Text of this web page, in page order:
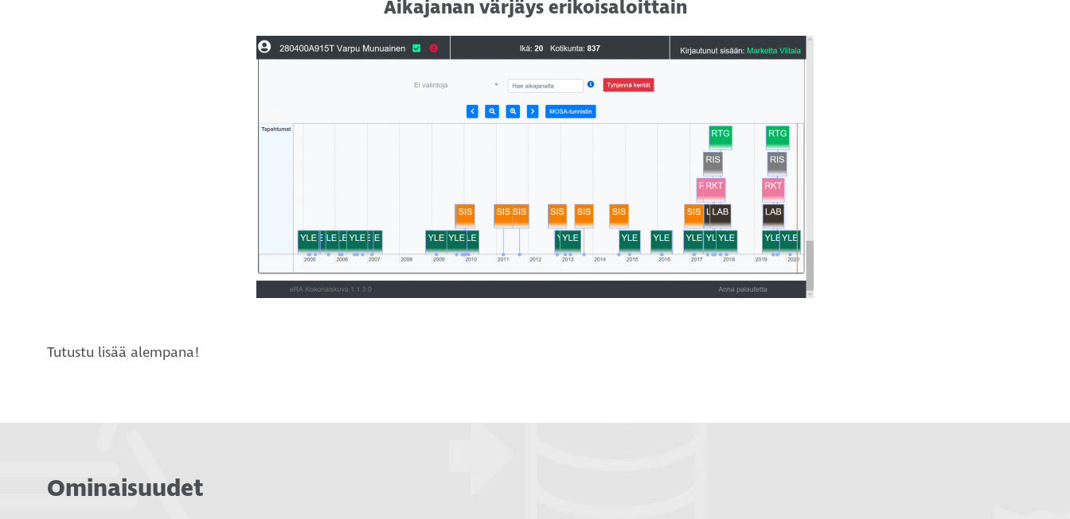
Aikajanan värjäys erikoisaloittain
Tutustu lisää alempana!
Ominaisuudet